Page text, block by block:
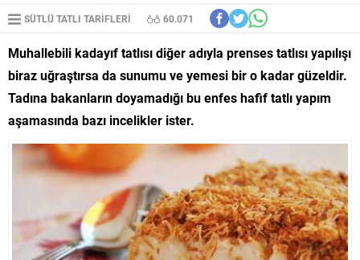
SÜTLÜ TATLI TARIFLERI 60.071
Muhallebili kadayıf tatlısı diğer adıyla prenses tatlısı yapılışı
biraz uğraştırsa da sunumu ve yemesi bir o kadar güzeldir.
Tadına bakanların doyamadığı bu enfes hafif tatlı yapım
aşamasında bazı incelikler ister.